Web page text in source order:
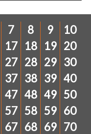
7 8 9
10
17 18 19 20
27 28 29 30
37 38 39 40
47 48 49 50
57 58 59 60
67 68 69 70